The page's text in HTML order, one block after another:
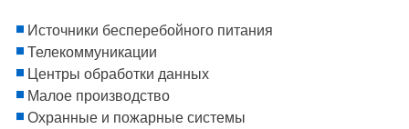
Источники бесперебойного питания
Телекоммуникации
Центры обработки данных
Малое производство
Охранные и пожарные системы